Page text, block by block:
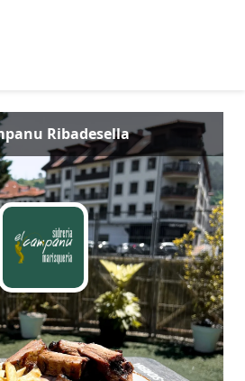
Ribadesella